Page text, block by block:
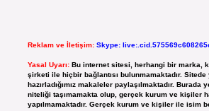
Reklam ve İletişim: Skype:
Yasal Uyarı: Bu internet sitesi, herhangi bir marka,
şirketi ile hiçbir bağlantısı bulunmamaktadır. Sitede
hazırladığımız makaleler paylaşılmaktadır.
niteliği taşımamakta olup, gerçek kurum ve kişiler
yapılmamaktadır. Gerçek kurum ve kişiler ile isim